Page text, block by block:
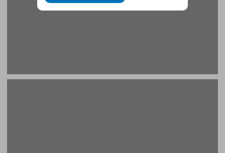
יהונדב פרלמן ... 19